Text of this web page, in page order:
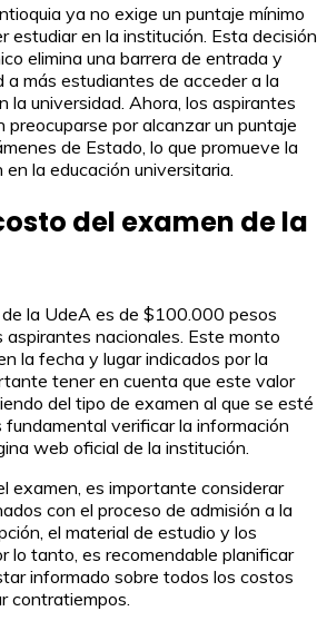
ya no exige un puntaje mínimo
estudiar en la institución. Esta decisión
elimina una barrera de entrada y
a más estudiantes de acceder a la
la universidad. Ahora, los aspirantes
preocuparse por alcanzar un puntaje
de Estado, lo que promueve la
la educación universitaria.
del examen de la
la UdeA es de $100.000 pesos
aspirantes nacionales. Este monto
la fecha y lugar indicados por la
tener en cuenta que este valor
del tipo de examen al que se esté
fundamental verificar la información
web oficial de la institución.
examen, es importante considerar
con el proceso de admisión a la
el material de estudio y los
lo tanto, es recomendable planificar
informado sobre todos los costos
contratiempos.